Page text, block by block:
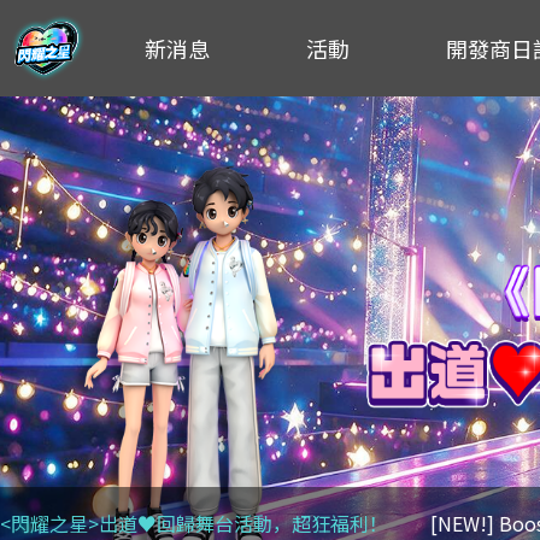
新消息 活動 開發商日
<閃耀之星>出道♥回歸舞台活動，超狂福利！ [NEW!]